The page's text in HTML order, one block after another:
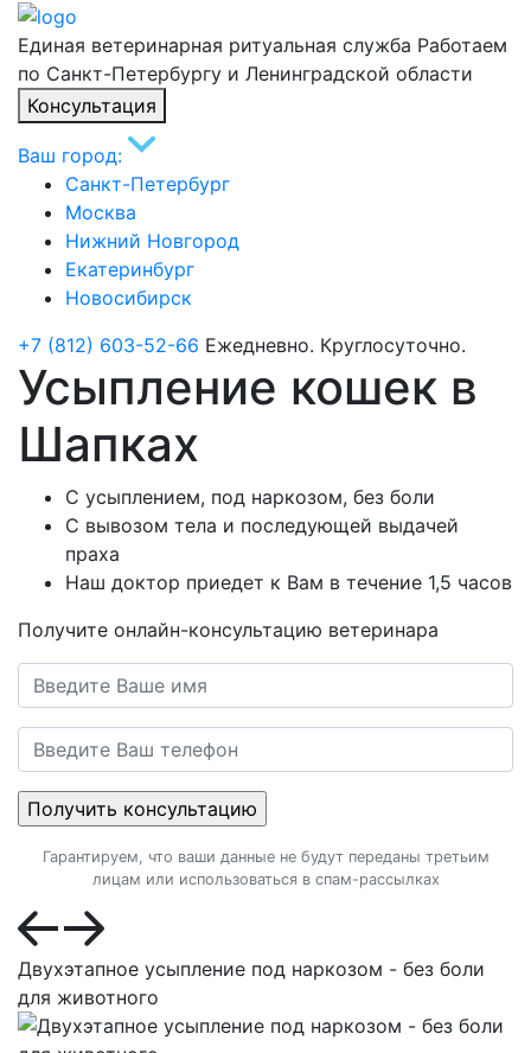
Единая ветеринарная ритуальная служба Работаем
по Санкт-Петербургу и Ленинградской области
Консультация
Ваш город:
Санкт-Петербург
Москва
Нижний Новгород
Екатеринбург
Новосибирск
+7 (812) 603-52-66 Ежедневно. Круглосуточно.
Усыпление кошек в
Шапках
С усыплением, под наркозом, без боли
С вывозом тела и последующей выдачей
праха
Наш доктор приедет к Вам в течение 1,5 часов
Получите онлайн-консультацию ветеринара
Гарантируем, что ваши данные не будут переданы третьим
лицам или использоваться в спам-рассылках
Двухэтапное усыпление под наркозом - без боли
для животного